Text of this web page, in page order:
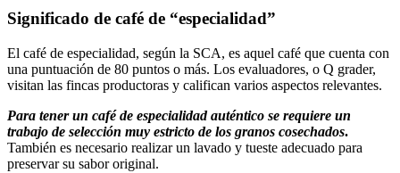
Significado de café de “especialidad”
El café de especialidad, según la SCA, es aquel café que cuenta con
una puntuación de 80 puntos o más. Los evaluadores, o Q grader,
visitan las fincas productoras y califican varios aspectos relevantes.
Para tener un café de especialidad auténtico se requiere un
trabajo de selección muy estricto de los granos cosechados.
También es necesario realizar un lavado y tueste adecuado para
preservar su sabor original.